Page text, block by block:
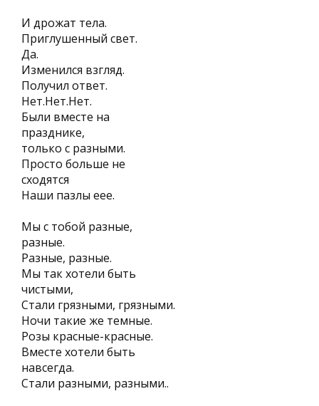
И дрожат тела.
Приглушенный свет.
Да.
Изменился взгляд.
Получил ответ.
Нет.Нет.Нет.
Были вместе на
празднике,
только с разными.
Просто больше не
сходятся
Наши пазлы еее.
Мы с тобой разные,
разные.
Разные, разные.
Мы так хотели быть
чистыми,
Стали грязными, грязными.
Ночи такие же темные.
Розы красные-красные.
Вместе хотели быть
навсегда.
Стали разными, разными..